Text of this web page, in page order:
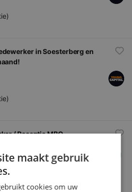
in Soesterberg en
/ Receptie MBO
maakt gebruik
cookies om uw